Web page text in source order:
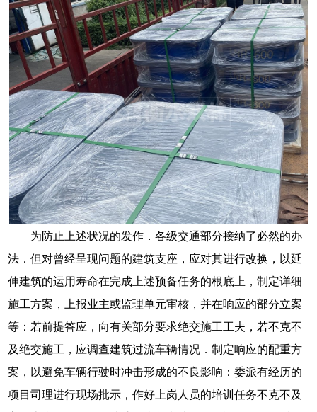
为防止上述状况的发作．各级交通部分接纳了必然的办
法．但对曾经呈现问题的建筑支座，应对其进行改换，以延
伸建筑的运用寿命在完成上述预备任务的根底上，制定详细
施工方案，上报业主或监理单元审核，并在响应的部分立案
等：若前提答应，向有关部分要求绝交施工工夫，若不克不
及绝交施工，应调查建筑过流车辆情况．制定响应的配重方
案，以避免车辆行驶时冲击形成的不良影响：委派有经历的
项目司理进行现场批示，作好上岗人员的培训任务不克不及